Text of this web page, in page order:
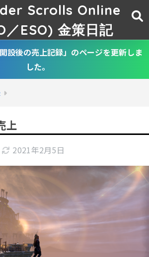
Scrolls Online
／ESO) 金策日記
設後の売上記録」のページを更新しま
した。
上
2021年2月5日